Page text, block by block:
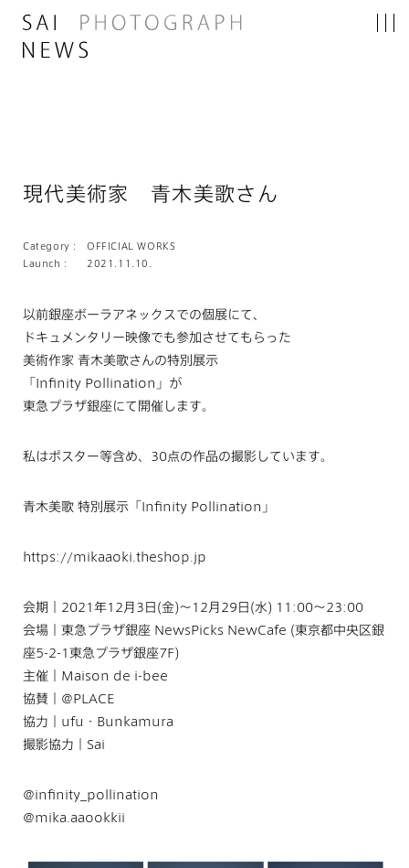
現代美術家 青木美歌さん
Category :
OFFICIAL WORKS
Launch :
2021.11.10.
以前銀座ボーラアネックスでの個展にて、
ドキュメンタリー映像でも参加させてもらった
美術作家 青木美歌さんの特別展示
「Infinity Pollination」が
東急プラザ銀座にて開催します。
私はポスター等含め、30点の作品の撮影しています。
青木美歌 特別展示「Infinity Pollination」
https://mikaaoki.theshop.jp
会期｜2021年12月3日(金)〜12月29日(水) 11:00～23:00
会場｜東急プラザ銀座 NewsPicks NewCafe (東京都中央区銀
座5-2-1東急プラザ銀座7F)
主催｜Maison de i-bee
協賛｜@PLACE
協力｜ufu・Bunkamura
撮影協力｜Sai
@infinity_pollination
@mika.aaookkii